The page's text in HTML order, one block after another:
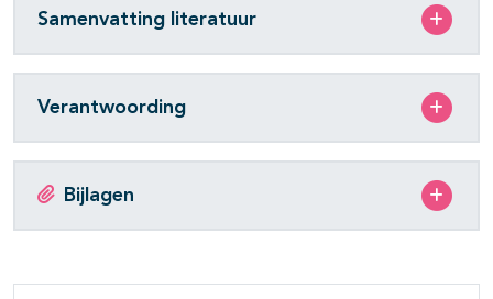
Samenvatting literatuur
Verantwoording
Bijlagen